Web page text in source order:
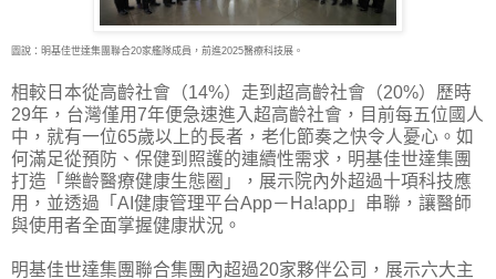
圖說：明基佳世達集團聯合20家艦隊成員，前進2025醫療科技展。
相較日本從高齡社會（14%）走到超高齡社會（20%）歷時
29年，台灣僅用7年便急速進入超高齡社會，目前每五位國人
中，就有一位65歲以上的長者，老化節奏之快令人憂心。如
何滿足從預防、保健到照護的連續性需求，明基佳世達集團
打造「樂齡醫療健康生態圈」，展示院內外超過十項科技應
用，並透過「AI健康管理平台App－Ha!app」串聯，讓醫師
與使用者全面掌握健康狀況。
明基佳世達集團聯合集團內超過20家夥伴公司，展示六大主